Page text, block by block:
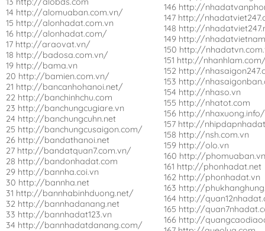
14 http://alomuaban.com.vn/
15 http://alonhadat.com.vn
16 http://alonhadat.com/
17 http://araovat.vn/
18 http://badosa.com.vn/
19 http://bama.vn
20 http://bamien.com.vn/
21 http://bancanhohanoi.net/
22 http://banchinhchu.com
23 http://banchungcugiare.vn
24 http://banchungcuhn.net
25 http://banchungcusaigon.com/
26 http://bandathanoi.net
27 http://bandatquan7.com.vn/
28 http://bandonhadat.com
29 http://bannha.coi.vn
30 http://bannha.net
31 http://bannhabinhduong.net/
32 http://bannhadanang.net
33 http://bannhadat123.vn
34 http://bannhadatdanang.com/
146 http://
147 http://
148 http://
149 http://
150 http://
151 http://
152 http://
153 http://
154 http://nhaso.vn
155 http://nhatot.com
156 http://nhaxuong.info/
157 http://
158 http://nsh.com.vn
159 http://olo.vn
160 http://
161 http://phonhadat.net
162 http://phonhadat.vn
163 http://
164 http://
165 http://
166 http://